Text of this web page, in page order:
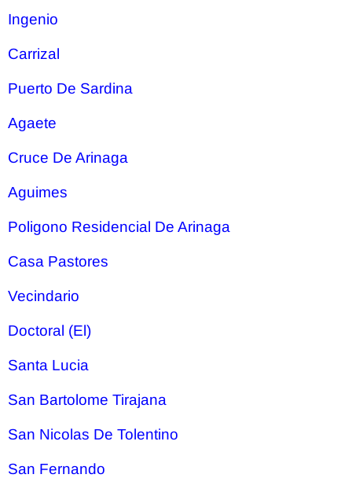
Ingenio
Carrizal
Puerto De Sardina
Agaete
Cruce De Arinaga
Aguimes
Poligono Residencial De Arinaga
Casa Pastores
Vecindario
Doctoral (El)
Santa Lucia
San Bartolome Tirajana
San Nicolas De Tolentino
San Fernando